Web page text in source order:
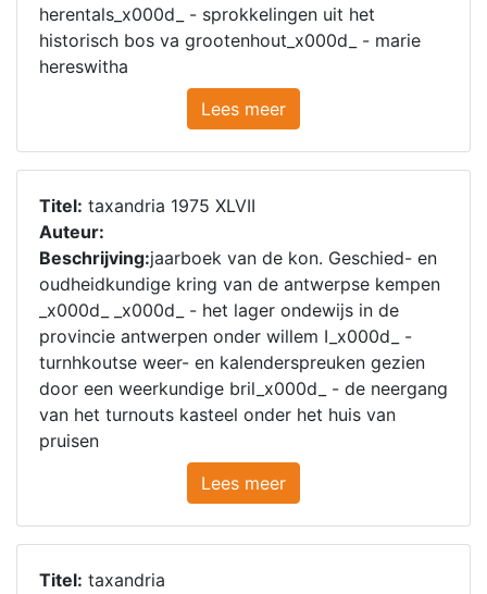
herentals_x000d_ - sprokkelingen uit het
historisch bos va grootenhout_x000d_ - marie
hereswitha
Lees meer
Titel: taxandria 1975 XLVII
Auteur:
Beschrijving:jaarboek van de kon. Geschied- en
oudheidkundige kring van de antwerpse kempen
_x000d_ _x000d_ - het lager ondewijs in de
provincie antwerpen onder willem I_x000d_ -
turnhkoutse weer- en kalenderspreuken gezien
door een weerkundige bril_x000d_ - de neergang
van het turnouts kasteel onder het huis van
pruisen
Lees meer
Titel: taxandria